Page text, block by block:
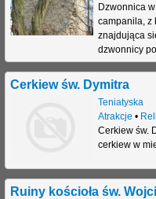
Dzwonnica
campanila, z
znajdująca
dzwonnicy
Cerkiew św. Dymitra
Teniatyska
Atrakcje •
Cerkiew św.
cerkiew w
Ruiny kościoła św.